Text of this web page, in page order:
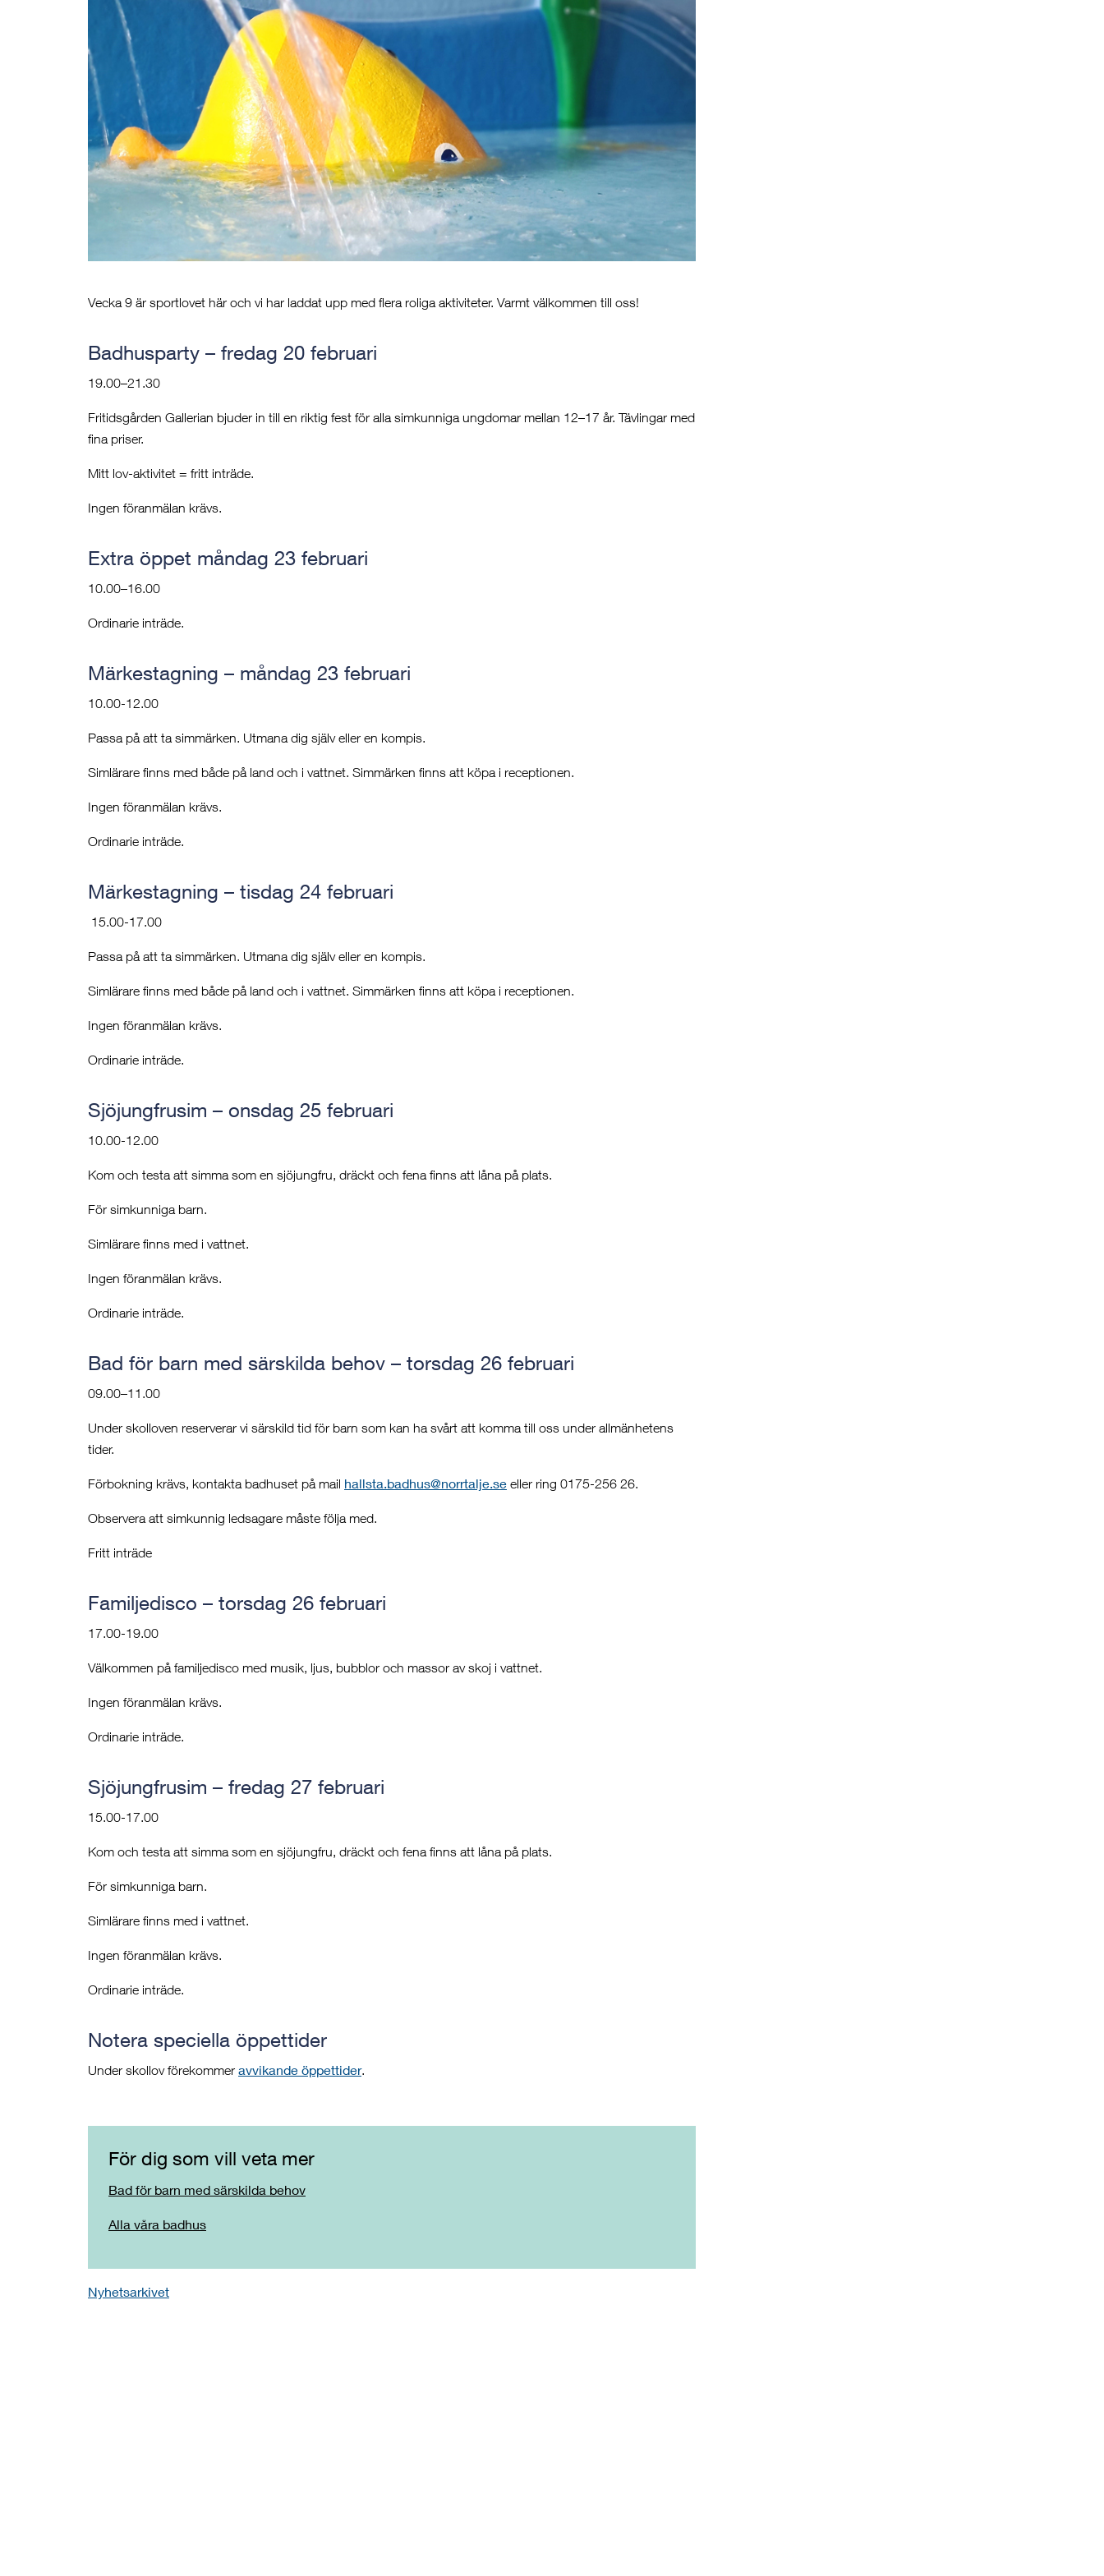
Vecka 9 är sportlovet här och vi har laddat upp med flera roliga aktiviteter. Varmt välkommen till oss!
Badhusparty – fredag 20 februari
19.00–21.30
Fritidsgården Gallerian bjuder in till en riktig fest för alla simkunniga ungdomar mellan 12–17 år. Tävlingar med
fina priser.
Mitt lov-aktivitet = fritt inträde.
Ingen föranmälan krävs.
Extra öppet måndag 23 februari
10.00–16.00
Ordinarie inträde.
Märkestagning – måndag 23 februari
10.00-12.00
Passa på att ta simmärken. Utmana dig själv eller en kompis.
Simlärare finns med både på land och i vattnet. Simmärken finns att köpa i receptionen.
Ingen föranmälan krävs.
Ordinarie inträde.
Märkestagning – tisdag 24 februari
15.00-17.00
Passa på att ta simmärken. Utmana dig själv eller en kompis.
Simlärare finns med både på land och i vattnet. Simmärken finns att köpa i receptionen.
Ingen föranmälan krävs.
Ordinarie inträde.
Sjöjungfrusim – onsdag 25 februari
10.00-12.00
Kom och testa att simma som en sjöjungfru, dräckt och fena finns att låna på plats.
För simkunniga barn.
Simlärare finns med i vattnet.
Ingen föranmälan krävs.
Ordinarie inträde.
Bad för barn med särskilda behov – torsdag 26 februari
09.00–11.00
Under skolloven reserverar vi särskild tid för barn som kan ha svårt att komma till oss under allmänhetens
tider.
Förbokning krävs, kontakta badhuset på mail hallsta.badhus@norrtalje.se eller ring 0175-256 26.
Observera att simkunnig ledsagare måste följa med.
Fritt inträde
Familjedisco – torsdag 26 februari
17.00-19.00
Välkommen på familjedisco med musik, ljus, bubblor och massor av skoj i vattnet.
Ingen föranmälan krävs.
Ordinarie inträde.
Sjöjungfrusim – fredag 27 februari
15.00-17.00
Kom och testa att simma som en sjöjungfru, dräckt och fena finns att låna på plats.
För simkunniga barn.
Simlärare finns med i vattnet.
Ingen föranmälan krävs.
Ordinarie inträde.
Notera speciella öppettider
Under skollov förekommer avvikande öppettider.
För dig som vill veta mer
Bad för barn med särskilda behov
Alla våra badhus
Nyhetsarkivet